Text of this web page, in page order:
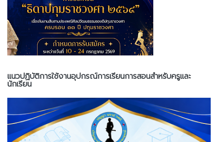
แนวปฏิบัติการใช้งานอุปกรณ์การเรียนการสอนสำหรับครูและ
นักเรียน